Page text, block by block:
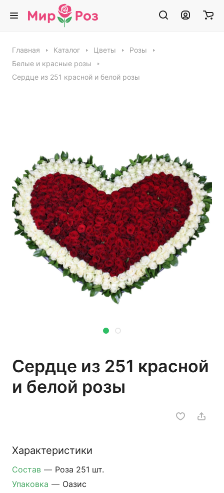
Главная Каталог Цветы
Розы
Белые и красные розы
Сердце из 251 красной и белой розы
Сердце из 251 красной
и белой розы
Характеристики
Состав — Роза 251 шт.
Упаковка — Оазис